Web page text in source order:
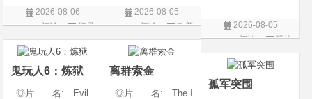
名: 幸存地球◎
年 代: 2026◎
类 别: 纪录片
◎语 言: 英语
◎上映
2026-08-06
评论
纪录
片
6◎产 地: 美国
◎类 别: 剧情 /
英语◎上映日期: 2
026-07-15(美国)
2026-08-05
评论
欧美
剧
地: 澳大利亚◎
类 别: 惊悚 / 恐
语◎上映日期: 202
6-07-24(澳大利亚)
2026-08-05
评论
恐怖
片
鬼玩人6：炼狱
◎片 名: Evil
离群索金
◎片 名: The I
孤军突围